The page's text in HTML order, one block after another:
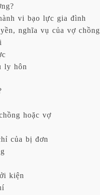
vi bạo lực gia đình
nghĩa vụ của vợ chồng
ly hôn
hoặc vợ
của bị đơn
kiện